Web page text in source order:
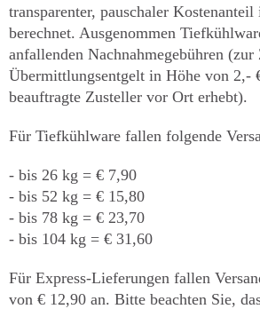
transparenter, pauschaler
berechnet. Ausgenommen
anfallenden Nachnahmegebühren
Übermittlungsentgelt in Höhe von 2,-
beauftragte Zusteller vor Ort erhebt).
Für Tiefkühlware fallen folgende
- bis 26 kg = € 7,90
- bis 52 kg = € 15,80
- bis 78 kg = € 23,70
- bis 104 kg = € 31,60
Für Express-Lieferungen fallen
von € 12,90 an. Bitte beachten Sie,